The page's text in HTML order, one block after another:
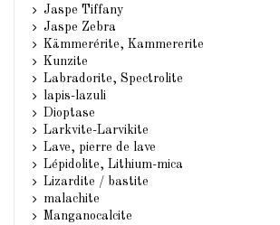
Jaspe Tiffany
Jaspe Zebra
Kämmerérite, Kammererite
Kunzite
Labradorite, Spectrolite
lapis-lazuli
Dioptase
Larkvite-Larvikite
Lave, pierre de lave
Lépidolite, Lithium-mica
Lizardite / bastite
malachite
Manganocalcite